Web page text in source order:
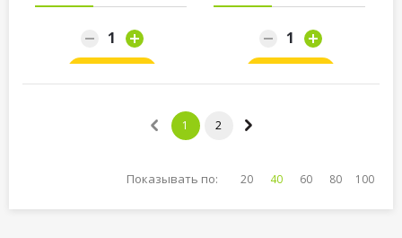
1 2
Показывать по: 20 40 60 80 100